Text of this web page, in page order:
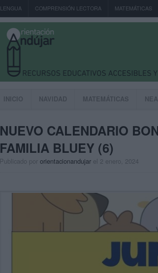
LENGUA COMPRENSIÓN LECTORA MATEMÁTICAS
INICIO NAVIDAD MATEMÁTICAS
NUEVO CALENDARIO
FAMILIA BLUEY (6)
Publicado por orientacionandujar el 2 enero, 2024